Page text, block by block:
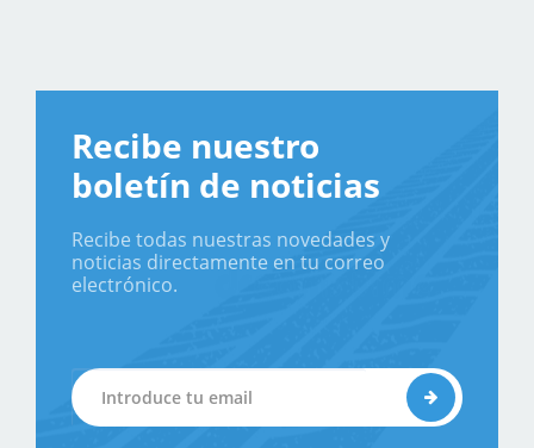
Recibe nuestro
boletín de noticias
Recibe todas nuestras novedades y
noticias directamente en tu correo
electrónico.